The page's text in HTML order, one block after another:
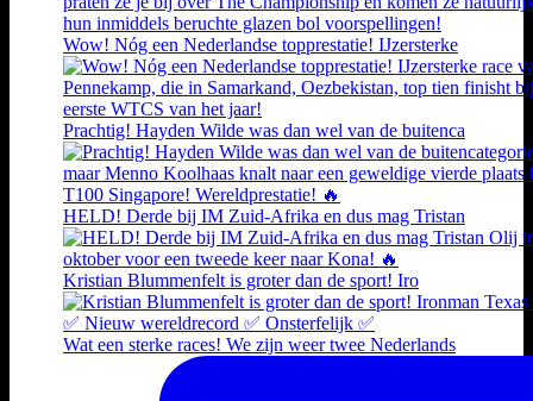
Wow! Nóg een Nederlandse topprestatie! IJzersterke
Prachtig! Hayden Wilde was dan wel van de buitenca
HELD! Derde bij IM Zuid-Afrika en dus mag Tristan
Kristian Blummenfelt is groter dan de sport! Iro
Wat een sterke races! We zijn weer twee Nederlands